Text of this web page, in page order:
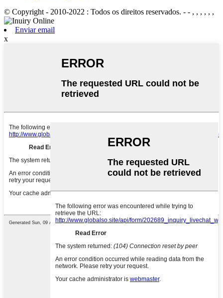
© Copyright - 2010-2022 : Todos os direitos reservados. - - , , , , , ,
Enviar email
x